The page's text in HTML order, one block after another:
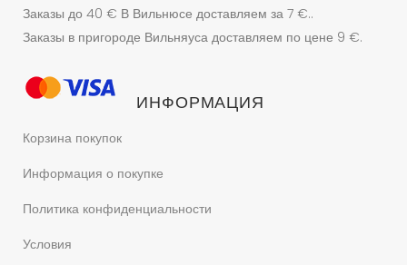
Заказы до 40 € В Вильнюсе доставляем за 7 €..
Заказы в пригороде Вильняуса доставляем по цене 9 €.
ИНФОРМАЦИЯ
Корзина покупок
Информация о покупке
Политика конфиденциальности
Условия